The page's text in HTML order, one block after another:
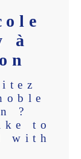
à
?
to
with